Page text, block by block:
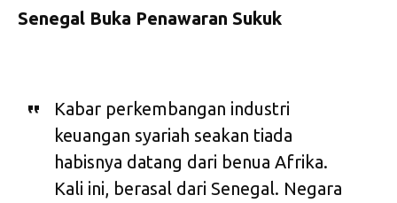
Senegal Buka Penawaran Sukuk
Kabar perkembangan industri
keuangan syariah seakan tiada
habisnya datang dari benua Afrika.
Kali ini, berasal dari Senegal. Negara